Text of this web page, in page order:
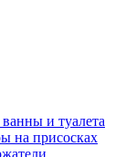
и туалета
на присосках